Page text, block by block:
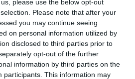
please use the below opt-out
Please note that after your
you may continue seeing
on personal information utilized by
disclosed to third parties prior to
opt-out of the further
information by third parties on the
participants. This information may